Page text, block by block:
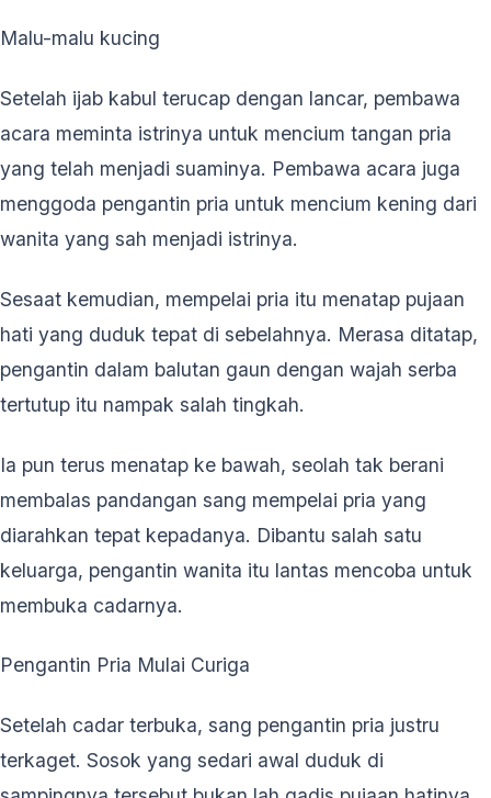
Malu-malu kucing
Setelah ijab kabul terucap dengan lancar, pembawa
acara meminta istrinya untuk mencium tangan pria
yang telah menjadi suaminya. Pembawa acara juga
menggoda pengantin pria untuk mencium kening dari
wanita yang sah menjadi istrinya.
Sesaat kemudian, mempelai pria itu menatap pujaan
hati yang duduk tepat di sebelahnya. Merasa ditatap,
pengantin dalam balutan gaun dengan wajah serba
tertutup itu nampak salah tingkah.
Ia pun terus menatap ke bawah, seolah tak berani
membalas pandangan sang mempelai pria yang
diarahkan tepat kepadanya. Dibantu salah satu
keluarga, pengantin wanita itu lantas mencoba untuk
membuka cadarnya.
Pengantin Pria Mulai Curiga
Setelah cadar terbuka, sang pengantin pria justru
terkaget. Sosok yang sedari awal duduk di